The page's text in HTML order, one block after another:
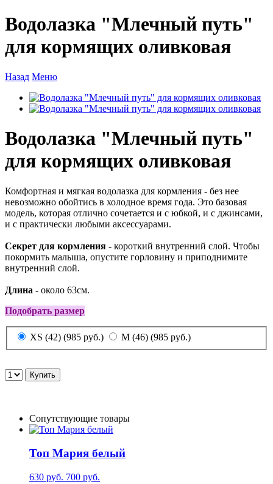
Водолазка "Млечный путь"
для кормящих оливковая
Назад Меню
Водолазка "Млечный путь"
для кормящих оливковая
Комфортная и мягкая водолазка для кормления - без нее
невозможно обойтись в холодное время года. Это базовая
модель, которая отлично сочетается и с юбкой, и с джинсами,
и с практически любыми аксессуарами.
Секрет для кормления - короткий внутренний слой. Чтобы
покормить малыша, опустите горловину и приподнимите
внутренний слой.
Длина - около 63см.
Подобрать размер
XS (42) (985 руб.) M (46) (985 руб.)
Сопутствующие товары
Топ Мария белый
630 руб. 700 руб.